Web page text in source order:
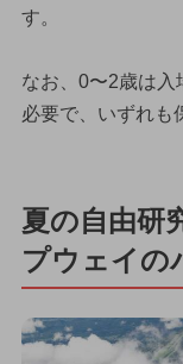
す。
なお、0〜2歳は
必要で、いずれも
夏の自由研
プウェイの